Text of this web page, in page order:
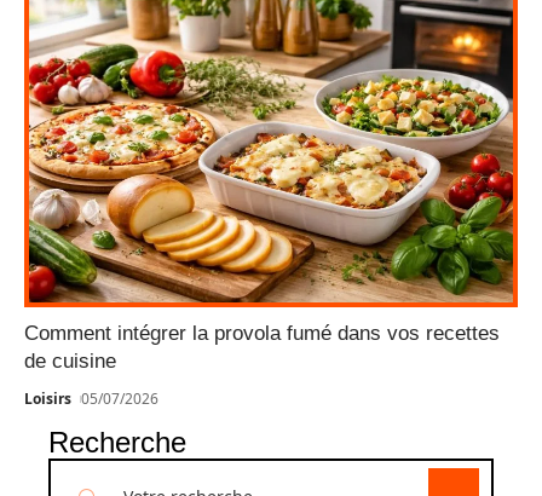
Comment intégrer la provola fumé dans vos recettes
de cuisine
Loisirs 05/07/2026
Recherche